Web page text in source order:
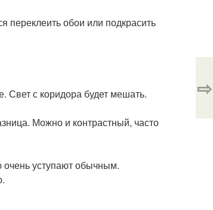
переклеить обои или подкрасить
Свет с коридора будет мешать.
Можно и контрастный, часто
уступают обычным.
⇨